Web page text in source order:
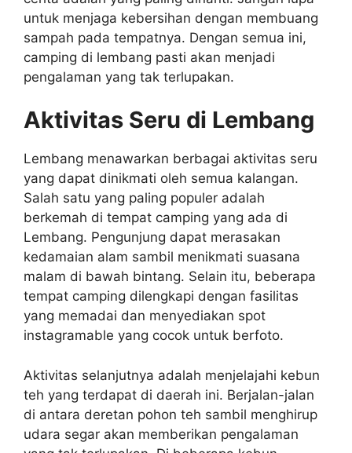
untuk menjaga kebersihan dengan membuang
sampah pada tempatnya. Dengan semua ini,
camping di lembang pasti akan menjadi
pengalaman yang tak terlupakan.
Aktivitas Seru di Lembang
Lembang menawarkan berbagai aktivitas seru
yang dapat dinikmati oleh semua kalangan.
Salah satu yang paling populer adalah
berkemah di tempat camping yang ada di
Lembang. Pengunjung dapat merasakan
kedamaian alam sambil menikmati suasana
malam di bawah bintang. Selain itu, beberapa
tempat camping dilengkapi dengan fasilitas
yang memadai dan menyediakan spot
instagramable yang cocok untuk berfoto.
Aktivitas selanjutnya adalah menjelajahi kebun
teh yang terdapat di daerah ini. Berjalan-jalan
di antara deretan pohon teh sambil menghirup
udara segar akan memberikan pengalaman